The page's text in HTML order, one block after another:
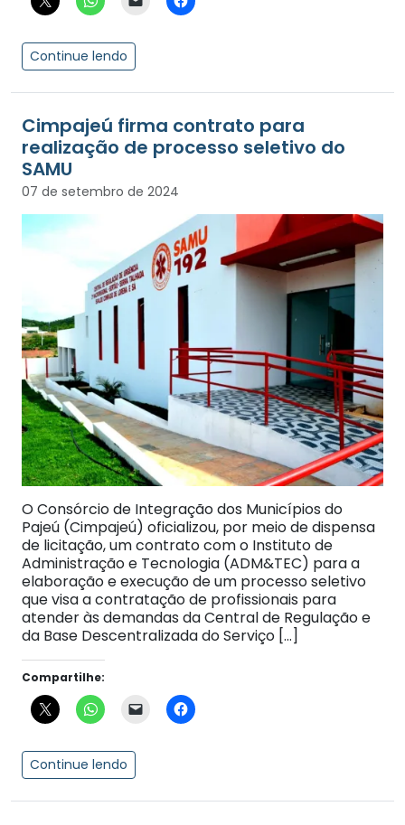
Continue lendo
Cimpajeú firma contrato para
realização de processo seletivo do
SAMU
07 de setembro de 2024
O Consórcio de Integração dos Municípios do
Pajeú (Cimpajeú) oficializou, por meio de dispensa
de licitação, um contrato com o Instituto de
Administração e Tecnologia (ADM&TEC) para a
elaboração e execução de um processo seletivo
que visa a contratação de profissionais para
atender às demandas da Central de Regulação e
da Base Descentralizada do Serviço […]
Compartilhe:
Continue lendo